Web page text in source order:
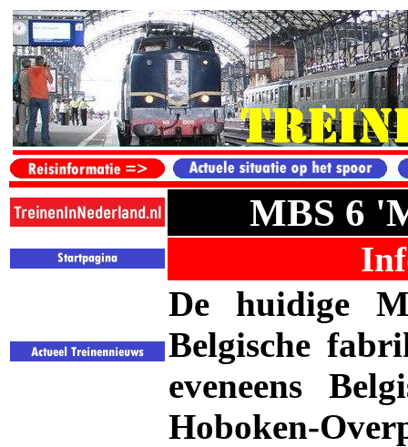
MBS 6
De huidige
Belgische
eveneens
Hoboken-